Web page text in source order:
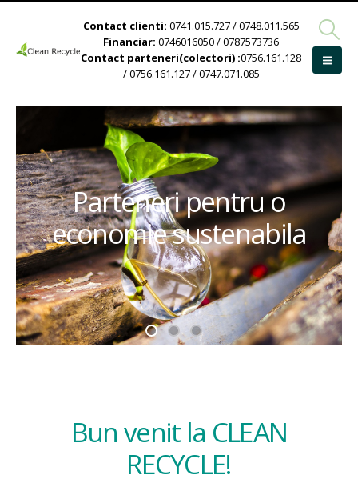
Contact clienti: 0741.015.727 / 0748.011.565
Financiar: 0746016050 / 0787573736
Contact parteneri(colectori) :0756.161.128
/ 0756.161.127 / 0747.071.085
Parteneri pentru o
economie sustenabila
Bun venit la CLEAN
RECYCLE!